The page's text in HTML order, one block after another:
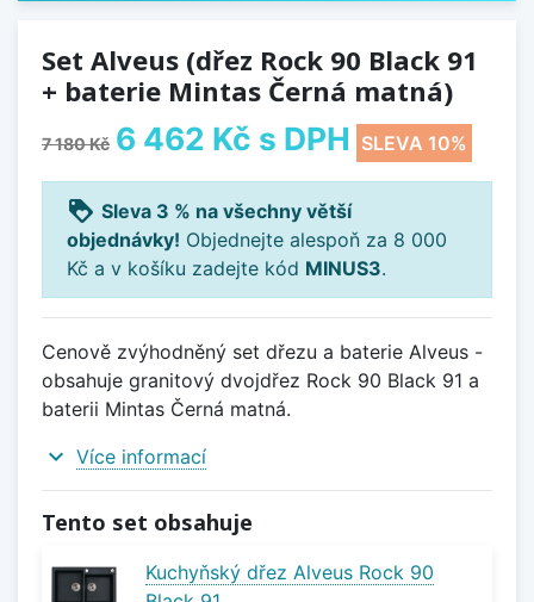
Set Alveus (dřez Rock 90 Black 91
+ baterie Mintas Černá matná)
7 180 Kč 6 462 Kč s DPH SLEVA 10%
loyalty Sleva 3 % na všechny větší
objednávky! Objednejte alespoň za 8 000
Kč a v košíku zadejte kód MINUS3.
Cenově zvýhodněný set dřezu a baterie Alveus -
obsahuje granitový dvojdřez Rock 90 Black 91 a
baterii Mintas Černá matná.
expand_more Více informací
Tento set obsahuje
Kuchyňský dřez Alveus Rock 90